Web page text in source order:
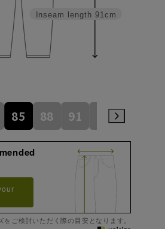
Inseam length 91cm
85 88 91 94
をご検討いただく際の目安となります。